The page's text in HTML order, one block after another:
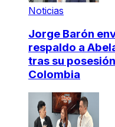
Noticias
Jorge Barón
respaldo a
tras su
Colombia